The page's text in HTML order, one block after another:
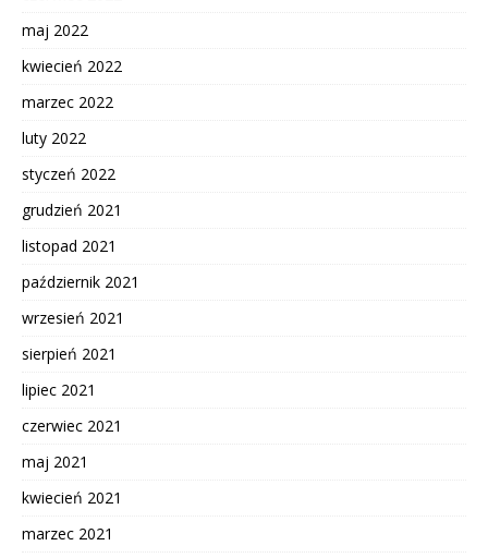
maj 2022
kwiecień 2022
marzec 2022
luty 2022
styczeń 2022
grudzień 2021
listopad 2021
październik 2021
wrzesień 2021
sierpień 2021
lipiec 2021
czerwiec 2021
maj 2021
kwiecień 2021
marzec 2021